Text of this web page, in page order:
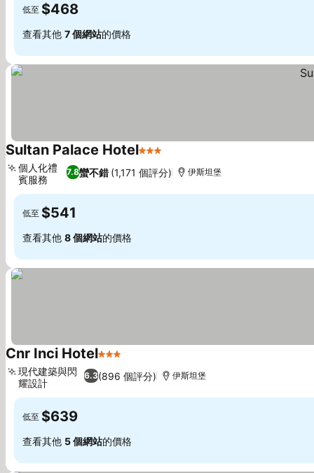
低至 $468
查看其他 7 個網站的價格
Sultan Palace Hotel3 星級
7.8蠻不錯 (1,171 個評分)
個人化禮
賓服務
伊斯坦堡
低至 $541
查看其他 8 個網站的價格
Cnr Inci Hotel3 星級
6.3(896 個評分)
現代建築與閃
耀設計
伊斯坦堡
低至 $639
查看其他 5 個網站的價格